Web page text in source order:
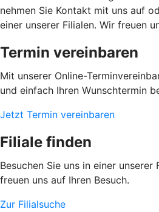
nehmen Sie Kontakt mit uns auf
einer unserer Filialen. Wir freuen
Termin vereinbaren
Mit unserer Online-
und einfach Ihren Wunschtermin
Jetzt Termin vereinbaren
Filiale finden
Besuchen Sie uns in einer unserer
freuen uns auf Ihren Besuch.
Zur Filialsuche